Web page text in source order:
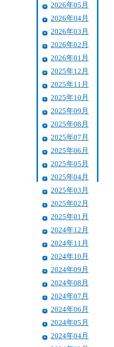
2026年05月
2026年04月
2026年03月
2026年02月
2026年01月
2025年12月
2025年11月
2025年10月
2025年09月
2025年08月
2025年07月
2025年06月
2025年05月
2025年04月
2025年03月
2025年02月
2025年01月
2024年12月
2024年11月
2024年10月
2024年09月
2024年08月
2024年07月
2024年06月
2024年05月
2024年04月